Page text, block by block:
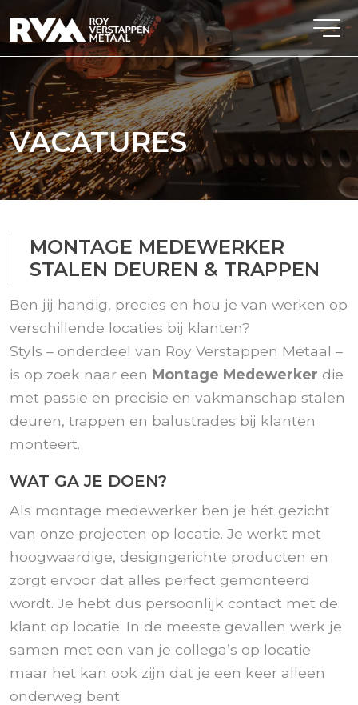
VACATURES
MONTAGE MEDEWERKER
STALEN DEUREN & TRAPPEN
Ben jij handig, precies en hou je van werken op
verschillende locaties bij klanten?
Styls – onderdeel van Roy Verstappen Metaal –
is op zoek naar een Montage Medewerker die
met passie en precisie en vakmanschap stalen
deuren, trappen en balustrades bij klanten
monteert.
WAT GA JE DOEN?
Als montage medewerker ben je hét gezicht
van onze projecten op locatie. Je werkt met
hoogwaardige, designgerichte producten en
zorgt ervoor dat alles perfect gemonteerd
wordt. Je hebt dus persoonlijk contact met de
klant op locatie. In de meeste gevallen werk je
samen met een van je collega’s op locatie
maar het kan ook zijn dat je een keer alleen
onderweg bent.